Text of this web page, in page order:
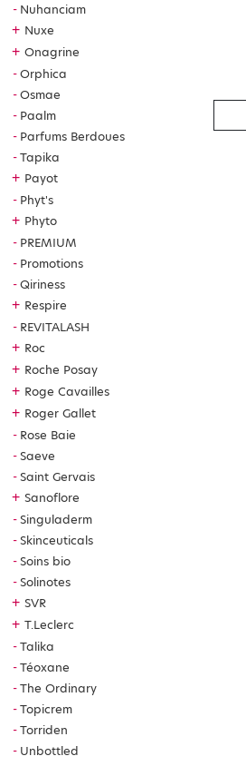
Nuhanciam
+ Nuxe
+ Onagrine
Orphica
Osmae
Paalm
Parfums Berdoues
Tapika
+ Payot
Phyt's
+ Phyto
PREMIUM
Promotions
Qiriness
+ Respire
REVITALASH
+ Roc
+ Roche Posay
+ Roge Cavailles
+ Roger Gallet
Rose Baie
Saeve
Saint Gervais
+ Sanoflore
Singuladerm
Skinceuticals
Soins bio
Solinotes
+ SVR
+ T.Leclerc
Talika
Téoxane
The Ordinary
Topicrem
Torriden
Unbottled